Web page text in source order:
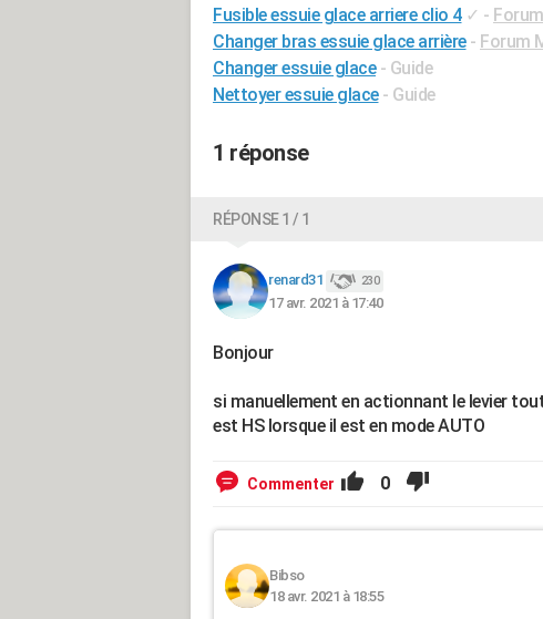
Fusible essuie glace arriere clio 4 ✓ -
Changer bras essuie glace arrière - Forum
Changer essuie glace - Guide
Nettoyer essuie glace - Guide
1 réponse
RÉPONSE 1 / 1
renard31 230
17 avr. 2021 à 17:40
Bonjour
si manuellement en actionnant le levier
est HS lorsque il est en mode AUTO
Commenter 0
Bibso
18 avr. 2021 à 18:55